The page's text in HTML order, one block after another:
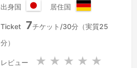
出身国
本
居住国
イ
邦
Ticket 7チケット/30分（実質25
分）
レビュー ★ ★ ★ ★ ★